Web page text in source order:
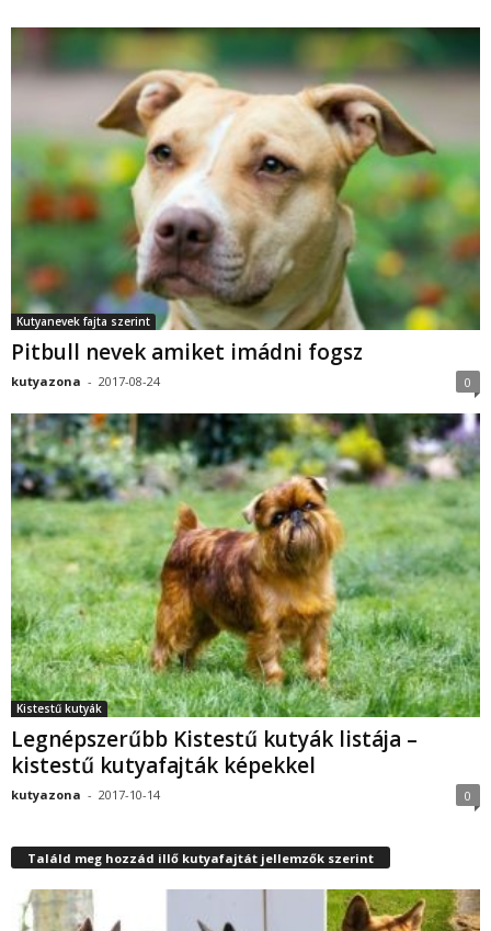
Kutyanevek fajta szerint
Pitbull nevek amiket imádni fogsz
kutyazona - 2017-08-24 0
Kistestű kutyák
Legnépszerűbb Kistestű kutyák listája –
kistestű kutyafajták képekkel
kutyazona - 2017-10-14 0
Találd meg hozzád illő kutyafajtát jellemzők szerint